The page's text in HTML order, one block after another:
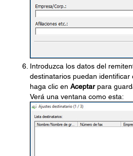
Introduzca los datos del
destinatarios puedan identificar
haga clic en Aceptarpara
Verá una ventana como esta: